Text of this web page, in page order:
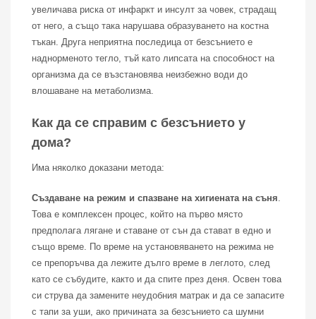
увеличава риска от инфаркт и инсулт за човек, страдащ
от него, а също така нарушава образуването на костна
тъкан. Друга неприятна последица от безсънието е
наднорменото тегло, тъй като липсата на способност на
организма да се възстановява неизбежно води до
влошаване на метаболизма.
Как да се справим с безсънието у
дома?
Има няколко доказани метода:
Създаване на режим и спазване на хигиената на съня.
Това е комплексен процес, който на първо място
предполага лягане и ставане от сън да стават в едно и
също време. По време на установяването на режима не
се препоръчва да лежите дълго време в леглото, след
като се събудите, както и да спите през деня. Освен това
си струва да замените неудобния матрак и да се запасите
с тапи за уши, ако причината за безсънието са шумни